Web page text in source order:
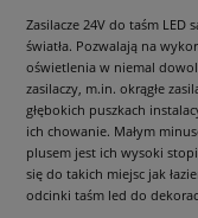
Zasilacze 24V do taśm
światła. Pozwalają na
oświetlenia w niemal
zasilaczy, m.in. okrągłe
głębokich puszkach
ich chowanie. Małym
plusem jest ich wysoki
się do takich miejsc jak
odcinki taśm led do